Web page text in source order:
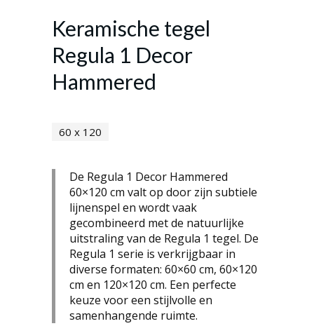
Keramische tegel
Regula 1 Decor
Hammered
60 x 120
De Regula 1 Decor Hammered
60×120 cm valt op door zijn subtiele
lijnenspel en wordt vaak
gecombineerd met de natuurlijke
uitstraling van de Regula 1 tegel. De
Regula 1 serie is verkrijgbaar in
diverse formaten: 60×60 cm, 60×120
cm en 120×120 cm. Een perfecte
keuze voor een stijlvolle en
samenhangende ruimte.